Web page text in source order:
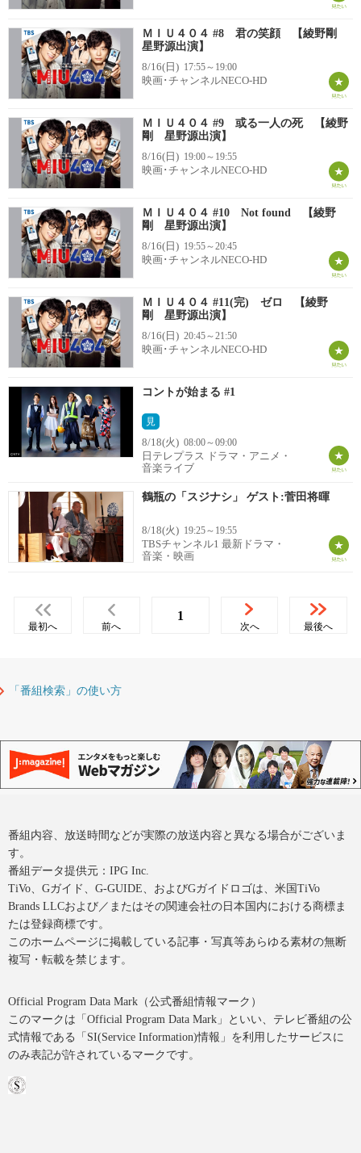
ＭＩＵ４０４ #8 君の笑顔 【綾野剛
星野源出演】
8/16(日) 17:55～19:00
映画･チャンネルNECO-HD
ＭＩＵ４０４ #9 或る一人の死 【綾野
剛 星野源出演】
8/16(日) 19:00～19:55
映画･チャンネルNECO-HD
ＭＩＵ４０４ #10 Not found 【綾野
剛 星野源出演】
8/16(日) 19:55～20:45
映画･チャンネルNECO-HD
ＭＩＵ４０４ #11(完) ゼロ 【綾野
剛 星野源出演】
8/16(日) 20:45～21:50
映画･チャンネルNECO-HD
コントが始まる #1
見
8/18(火) 08:00～09:00
日テレプラス ドラマ・アニメ・
音楽ライブ
鶴瓶の「スジナシ」 ゲスト:菅田将暉
8/18(火) 19:25～19:55
TBSチャンネル1 最新ドラマ・
音楽・映画
最初へ 前へ
1
次へ 最後へ
「番組検索」の使い方
番組内容、放送時間などが実際の放送内容と異なる場合がございま
す。
番組データ提供元：IPG Inc.
TiVo、Gガイド、G-GUIDE、およびGガイドロゴは、米国TiVo
Brands LLCおよび／またはその関連会社の日本国内における商標ま
たは登録商標です。
このホームページに掲載している記事・写真等あらゆる素材の無断
複写・転載を禁じます。
Official Program Data Mark（公式番組情報マーク）
このマークは「Official Program Data Mark」といい、テレビ番組の公
式情報である「SI(Service Information)情報」を利用したサービスに
のみ表記が許されているマークです。